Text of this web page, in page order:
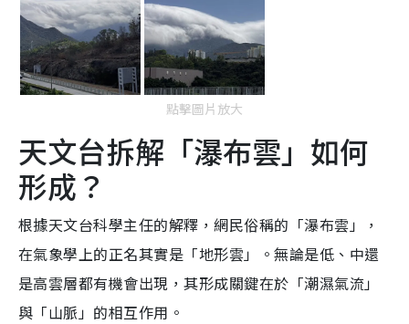
點擊圖片放大
天文台拆解「瀑布雲」如何
形成？
根據天文台科學主任的解釋，網民俗稱的「瀑布雲」，
在氣象學上的正名其實是「地形雲」。無論是低、中還
是高雲層都有機會出現，其形成關鍵在於「潮濕氣流」
與「山脈」的相互作用。